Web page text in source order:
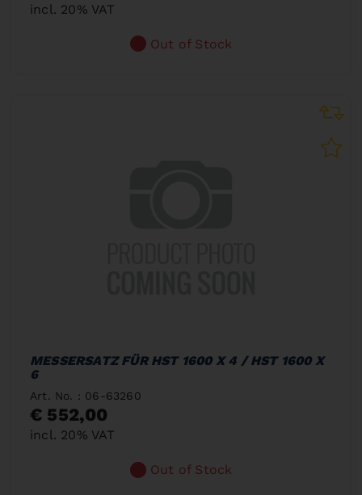
incl. 20% VAT
Out of Stock
MESSERSATZ FÜR HST 1600 X 4 / HST 1600 X
6
Art. No. : 06-63260
€ 552,00
incl. 20% VAT
Out of Stock